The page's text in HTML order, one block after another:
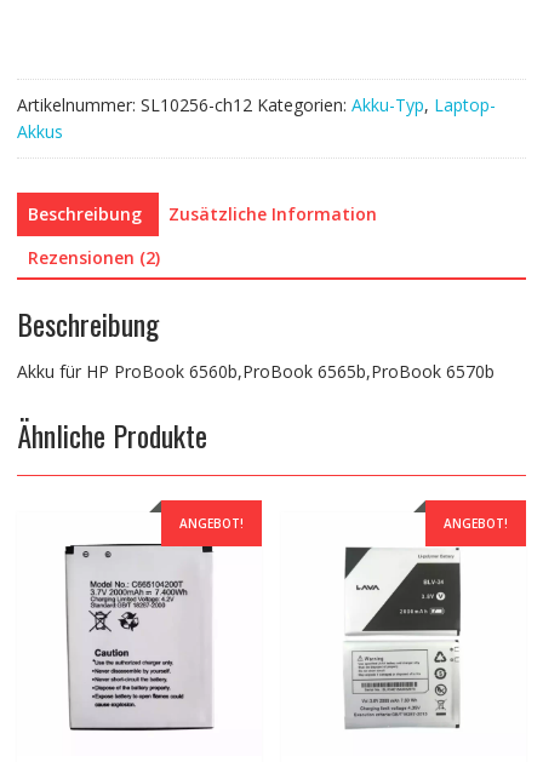
Artikelnummer: SL10256-ch12 Kategorien: Akku-Typ, Laptop-
Akkus
Beschreibung
Zusätzliche Information
Rezensionen (2)
Beschreibung
Akku für HP ProBook 6560b,ProBook 6565b,ProBook 6570b
Ähnliche Produkte
ANGEBOT! ANGEBOT!